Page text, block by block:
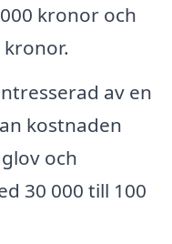
kronor och
av en
kostnaden
och
30 000 till 100